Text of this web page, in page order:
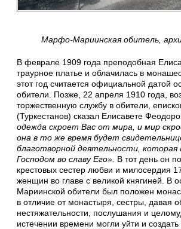
Марфо-Мариинская обитель,
В феврале 1909 года преподобная
траурное платье и облачилась в
этот год считается официальной датой
обители. Позже, 22 апреля 1910 года,
торжественную службу в обители,
(Туркестанов) сказал Елисавете
одежда скроет Вас от мира, и мир
она в то же время будет
благотворной деятельности, которая
Господом во славу Его». В тот день он
крестовых сестер любви и милосердия
женщин во главе с великой княгиней. В
Мариинской обители был положен
в отличие от монастыря, сестры, давая
нестяжательности, послушания и
истечении времени могли уйти и